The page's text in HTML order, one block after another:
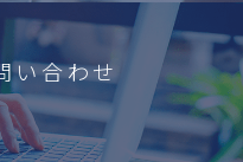
い合わせ